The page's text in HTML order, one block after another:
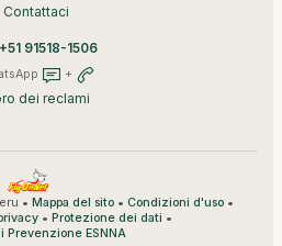
Contattaci
+51 91518-1506
+
dei reclami
• Mappa del sito • Condizioni d'uso •
• Protezione dei dati •
Prevenzione ESNNA